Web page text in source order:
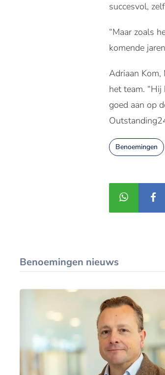
succesvol,
“Maar zoals
komende
Adriaan Kom,
het team.
goed aan op
Benoemingen
Benoemingen nieuws